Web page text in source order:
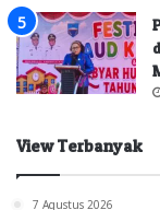
View Terbanyak
7 Agustus 2026